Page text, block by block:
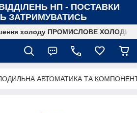
НП - ПОСТАВКИ
ЗАТРИМУВАТИСЬ
холоду ПРОМИСЛОВЕ
АВТОМАТИКА ТА